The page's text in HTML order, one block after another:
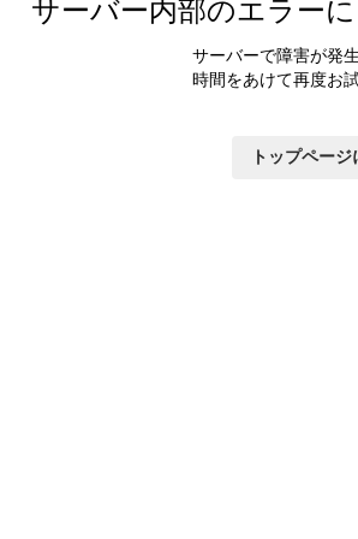
サーバー内部のエラー
サーバーで障害が発
時間をあけて再度お
トップページ